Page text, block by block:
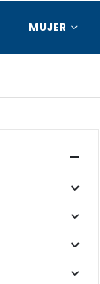
MUJER